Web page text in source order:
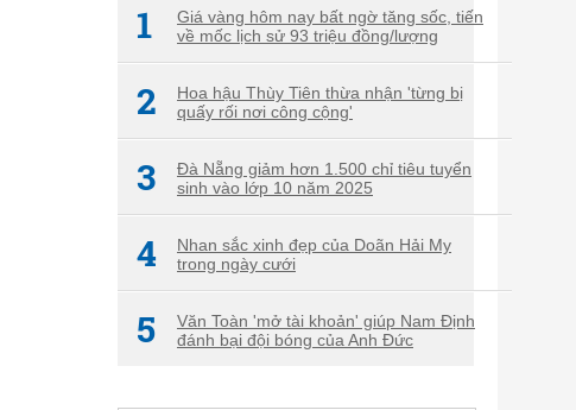
1
Giá vàng hôm nay bất ngờ tăng sốc, tiến
về mốc lịch sử 93 triệu đồng/lượng
2
Hoa hậu Thùy Tiên thừa nhận 'từng bị
quấy rối nơi công cộng'
3
Đà Nẵng giảm hơn 1.500 chỉ tiêu tuyển
sinh vào lớp 10 năm 2025
4
Nhan sắc xinh đẹp của Doãn Hải My
trong ngày cưới
5
Văn Toàn 'mở tài khoản' giúp Nam Định
đánh bại đội bóng của Anh Đức